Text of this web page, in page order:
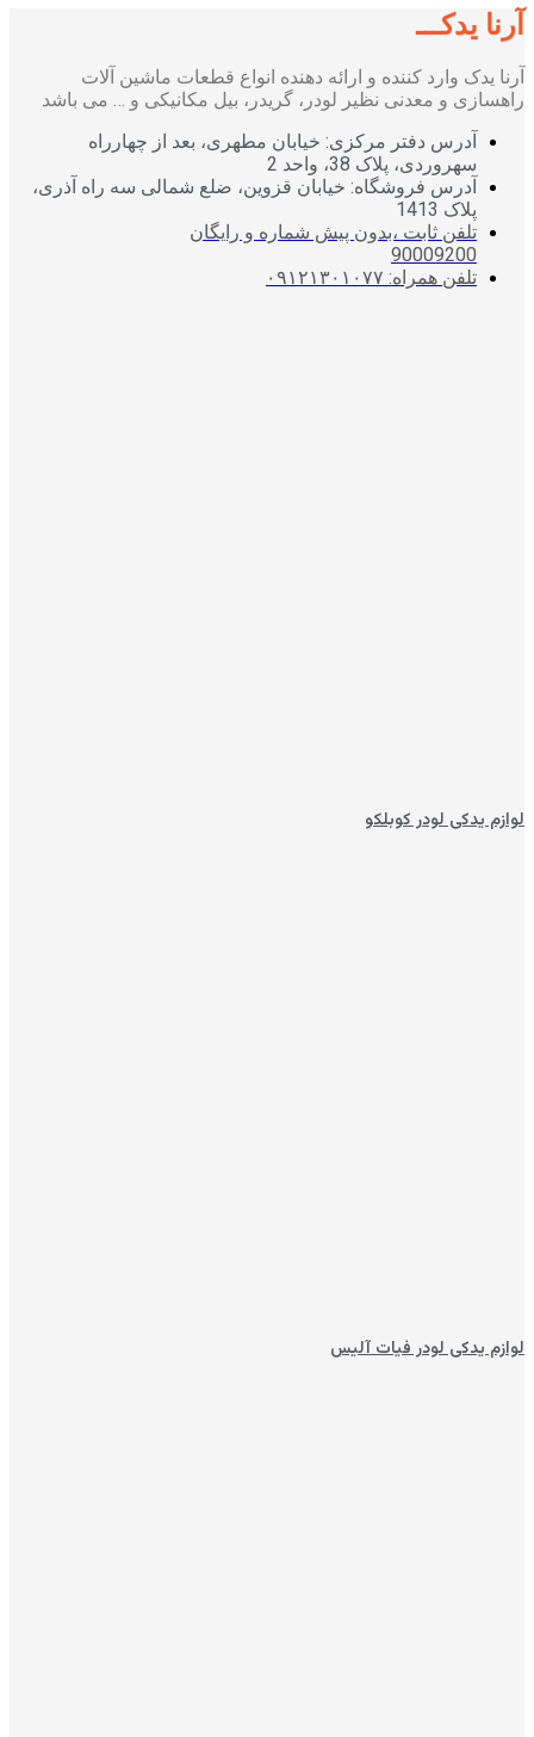
آرنا یدکـــ
آرنا یدک وارد کننده و ارائه دهنده انواع قطعات ماشین آلات
راهسازی و معدنی نظیر لودر، گریدر، بیل مکانیکی و … می باشد
آدرس دفتر مرکزی: خیابان مطهری، بعد از چهارراه
سهروردی، پلاک 38، واحد 2
آدرس فروشگاه: خیابان قزوین، ضلع شمالی سه راه آذری،
پلاک 1413
تلفن ثابت ،بدون پیش شماره و رایگان
90009200
تلفن همراه: ۰۹۱۲۱۳۰۱۰۷۷
لوازم یدکی لودر کوبلکو
لوازم یدکی لودر فیات آلیس